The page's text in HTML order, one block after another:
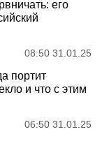
его
08:50 31.01.25
портит
и что с этим
06:50 31.01.25